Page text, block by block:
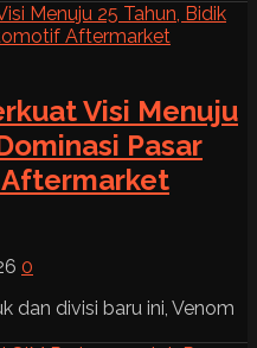
Visi Menuju
Pasar
0
dan divisi baru ini, Venom